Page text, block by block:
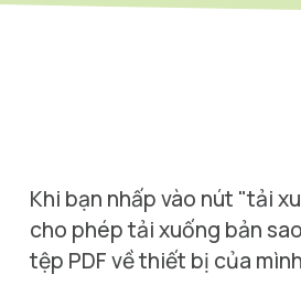
Khi bạn nhấp vào nút "tải
cho phép tải xuống bản
tệp PDF về thiết bị của